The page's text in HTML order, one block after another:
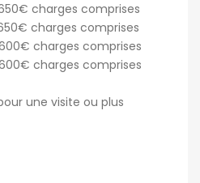
charges comprises
charges comprises
charges comprises
charges comprises
une visite ou plus